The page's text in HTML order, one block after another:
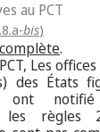
au PCT
bis)
.
Les
des États
ont
les règles